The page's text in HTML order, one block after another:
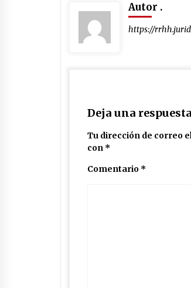
Autor .
https://
Deja una respuesta
Tu dirección de correo
con *
Comentario *